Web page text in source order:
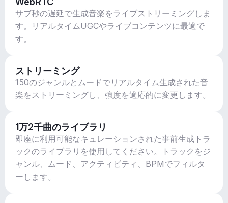
サブ秒の遅延で生成音楽をライブストリーミングしま
す。リアルタイムUGCやライブコンテンツに最適で
す。
ストリーミング
150のジャンルとムードでリアルタイム生成された音
楽をストリーミングし、強度を適応的に変更します。
1万2千曲のライブラリ
即座に利用可能なキュレーションされた事前生成トラ
ックのライブラリを使用してください。トラックをジ
ャンル、ムード、アクティビティ、BPMでフィルタ
ーします。